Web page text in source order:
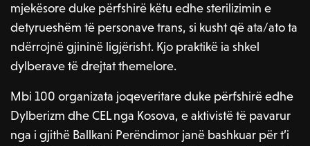
mjekësore duke përfshirë këtu edhe sterilizimin e
detyrueshëm të personave trans, si kusht që ata/ato ta
ndërrojnë gjininë ligjërisht. Kjo praktikë ia shkel
dylberave të drejtat themelore.
Mbi 100 organizata joqeveritare duke përfshirë edhe
Dylberizm dhe CEL nga Kosova, e aktivistë të pavarur
nga i gjithë Ballkani Perëndimor janë bashkuar për t’i